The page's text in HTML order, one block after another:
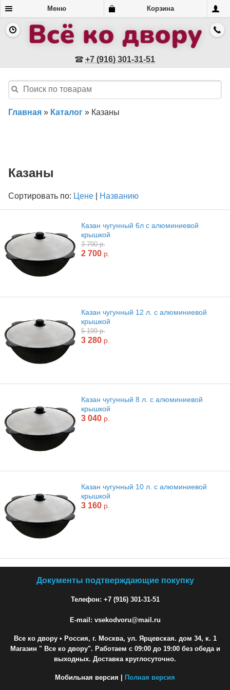
Меню Корзина
+7 (916) 301-31-51
Главная » Каталог » Казаны
Казаны
Сортировать по: Цене Названию
Казан чугунный 6л с алюминиевой
крышкой
3 790 р.
2 700 р.
Казан чугунный 12 л. с алюминиевой
крышкой
5 199 р.
3 280 р.
Казан чугунный 8 л. с алюминиевой
крышкой
3 040 р.
Казан чугунный 10 л. с алюминиевой
крышкой
3 160 р.
Документы подтверждающие покупку
Телефон: +7 (916) 301-31-51
E-mail: vsekodvoru@mail.ru
Все ко двору• Россия, г. Москва, ул. Ярцевская. дом 34, к. 1
Магазин " Все ко двору". Работаем с 09:00 до 19:00 без обеда и
выходных. Доставка круглосуточно.
Мобильная версия | Полная версия